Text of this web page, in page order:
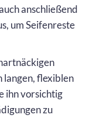
anschließend
um Seifenreste
langen, flexiblen
ihn vorsichtig
zu